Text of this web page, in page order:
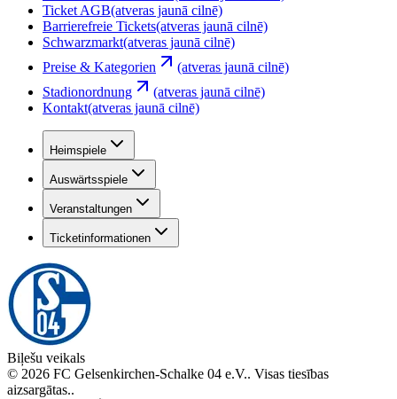
Ticket AGB(atveras jaunā cilnē)
Barrierefreie Tickets(atveras jaunā cilnē)
Schwarzmarkt(atveras jaunā cilnē)
Preise & Kategorien
(atveras jaunā cilnē)
Stadionordnung
(atveras jaunā cilnē)
Kontakt(atveras jaunā cilnē)
Heimspiele
Auswärtsspiele
Veranstaltungen
Ticketinformationen
Biļešu veikals
© 2026 FC Gelsenkirchen-Schalke 04 e.V.. Visas tiesības
aizsargātas..